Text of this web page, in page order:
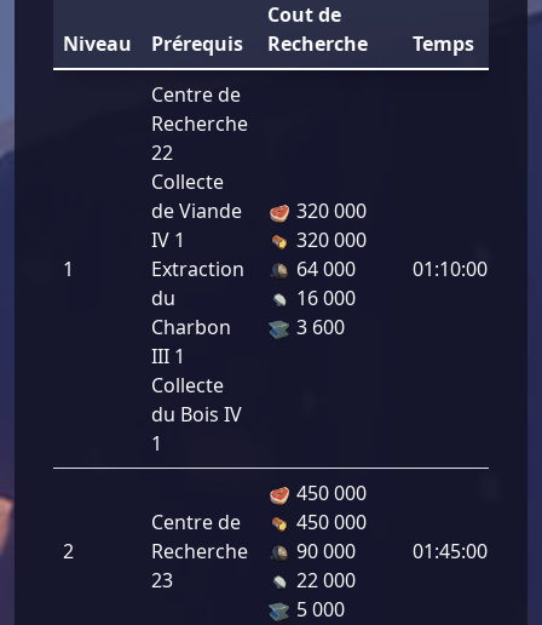
Niveau Prérequis
Cout de
Recherche
Temps
1
Centre de
Recherche
22
Collecte
de Viande
IV 1
Extraction
du
Charbon
III 1
Collecte
du Bois IV
1
320 000
320 000
64 000
16 000
3 600
01:10:00
2
Centre de
Recherche
23
450 000
450 000
90 000
22 000
5 000
01:45:00